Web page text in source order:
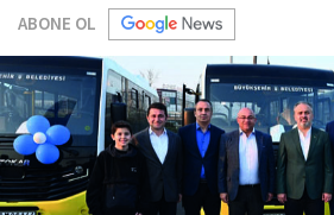
ABONE OL